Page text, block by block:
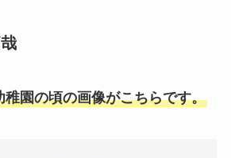
稚園の頃の画像がこちらです。